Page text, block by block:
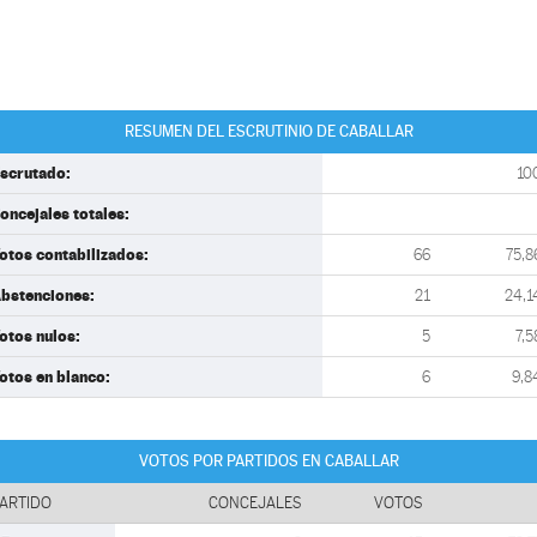
RESUMEN DEL ESCRUTINIO DE CABALLAR
totales:
contabilizados: 66
21
nulos: 5
en blanco: 6
VOTOS POR PARTIDOS EN CABALLAR
CONCEJALES VOTOS